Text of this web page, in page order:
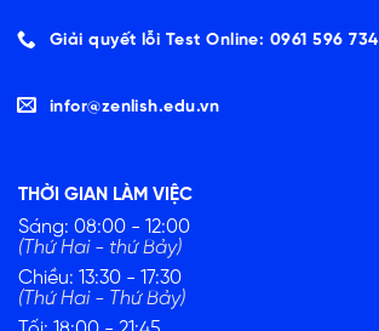
Giải quyết lỗi Test Online: 0961 596 734
infor@zenlish.edu.vn
THỜI GIAN LÀM VIỆC
Sáng: 08:00 - 12:00
(Thứ Hai - thứ Bảy)
Chiều: 13:30 - 17:30
(Thứ Hai - Thứ Bảy)